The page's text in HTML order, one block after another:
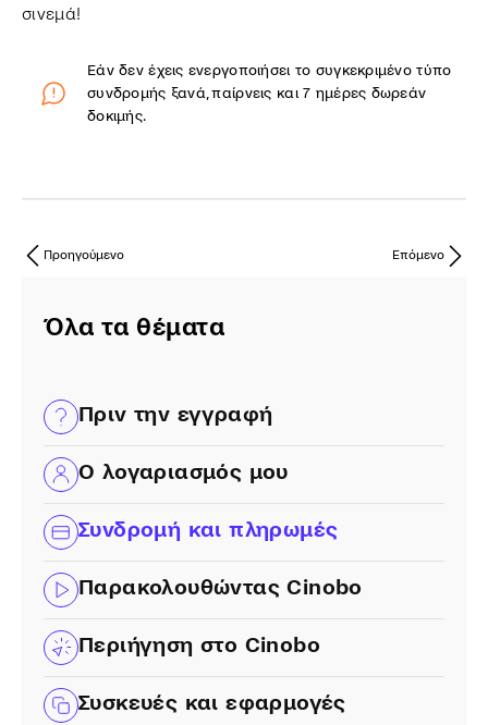
Όλα τα θέματα
Πριν την εγγραφή
Ο λογαριασμός μου
Συνδρομή και πληρωμές
Παρακολουθώντας Cinobo
Περιήγηση στο Cinobo
Συσκευές και εφαρμογές
σινεμά!
Εάν δεν έχεις ενεργοποιήσει το συγκεκριμένο τύπο
συνδρομής ξανά, παίρνεις και 7 ημέρες δωρεάν
δοκιμής.
Προηγούμενο Επόμενο